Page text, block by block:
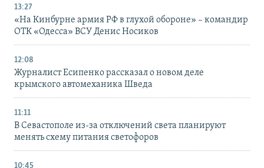
13:27
«На Кинбурне армия РФ в глухой обороне» – командир
ОТК «Одесса» ВСУ Денис Носиков
12:08
Журналист Есипенко рассказал о новом деле
крымского автомеханика Шведа
11:11
В Севастополе из-за отключений света планируют
менять схему питания светофоров
10:45